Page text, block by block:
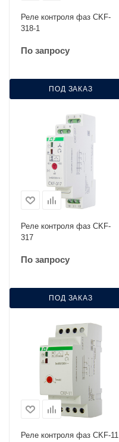
Реле контроля фаз CKF-
318-1
По запросу
ПОД ЗАКАЗ
Реле контроля фаз CKF-
317
По запросу
ПОД ЗАКАЗ
Реле контроля фаз CKF-11